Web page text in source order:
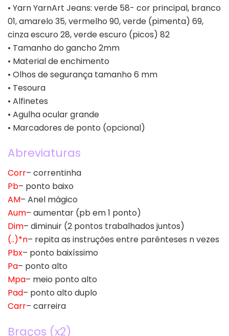
• Yarn YarnArt Jeans: verde 58- cor principal, branco
01, amarelo 35, vermelho 90, verde (pimenta) 69,
cinza escuro 28, verde escuro (picos) 82
• Tamanho do gancho 2mm
• Material de enchimento
• Olhos de segurança tamanho 6 mm
• Tesoura
• Alfinetes
• Agulha ocular grande
• Marcadores de ponto (opcional)
Abreviaturas
Corr– correntinha
Pb– ponto baixo
AM– Anel mágico
Aum– aumentar (pb em 1 ponto)
Dim– diminuir (2 pontos trabalhados juntos)
(..)*n– repita as instruções entre parênteses n vezes
Pbx– ponto baixíssimo
Pa– ponto alto
Mpa– meio ponto alto
Pad– ponto alto duplo
Carr– carreira
Braços (x2)